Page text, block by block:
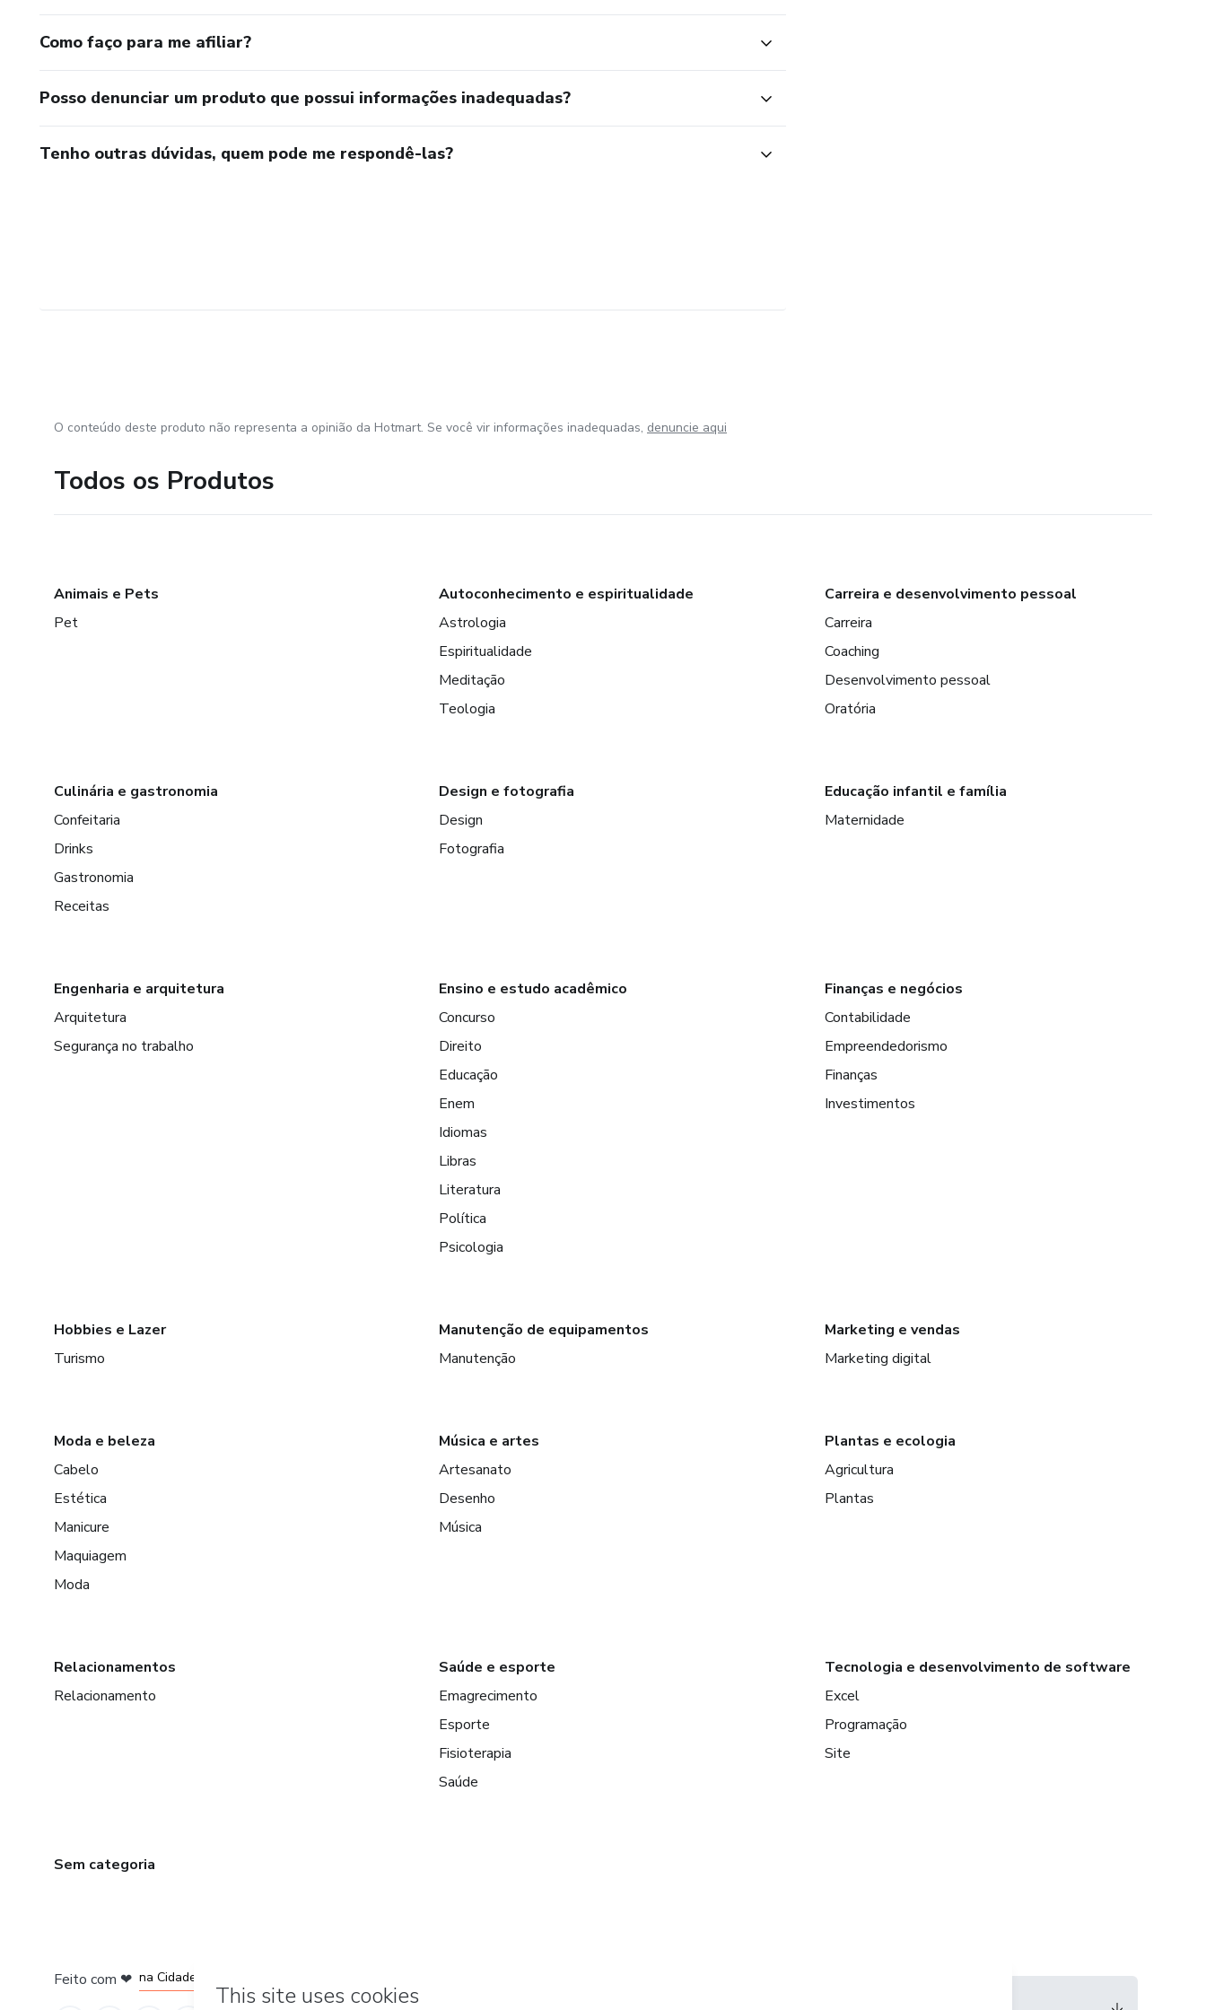
Como faço para me afiliar?
Posso denunciar um produto que possui informações inadequadas?
Tenho outras dúvidas, quem pode me respondê-las?
O conteúdo deste produto não representa a opinião da Hotmart. Se você vir informações inadequadas, denuncie aqui
Todos os Produtos
Animais e Pets
Pet
Autoconhecimento e espiritualidade
Astrologia
Espiritualidade
Meditação
Teologia
Carreira e desenvolvimento pessoal
Carreira
Coaching
Desenvolvimento pessoal
Oratória
Culinária e gastronomia
Confeitaria
Drinks
Gastronomia
Receitas
Design e fotografia
Design
Fotografia
Educação infantil e família
Maternidade
Engenharia e arquitetura
Arquitetura
Segurança no trabalho
Ensino e estudo acadêmico
Concurso
Direito
Educação
Enem
Idiomas
Libras
Literatura
Política
Psicologia
Finanças e negócios
Contabilidade
Empreendedorismo
Finanças
Investimentos
Hobbies e Lazer
Turismo
Manutenção de equipamentos
Manutenção
Marketing e vendas
Marketing digital
Moda e beleza
Cabelo
Estética
Manicure
Maquiagem
Moda
Música e artes
Artesanato
Desenho
Música
Plantas e ecologia
Agricultura
Plantas
Relacionamentos
Relacionamento
Saúde e esporte
Emagrecimento
Esporte
Fisioterapia
Saúde
Tecnologia e desenvolvimento de software
Excel
Programação
Site
Sem categoria
Feito com ❤
em Belo Horizonte
na Cidade do México